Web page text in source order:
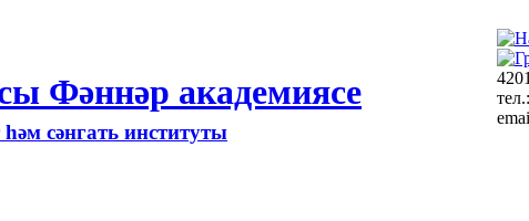
Фәннәр академиясе
сәнгать институты